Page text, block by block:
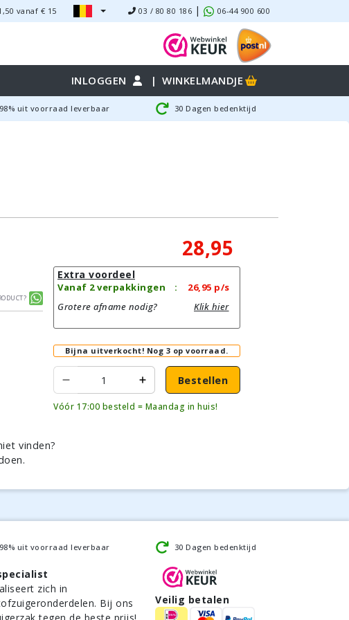
vanaf € 15 03 / 80 80 186 | 06-44 900 600
INLOGGEN | WINKELMANDJE
98% uit voorraad leverbaar 30 Dagen bedenktijd
28,95
Extra voordeel
Vanaf 2 verpakkingen : 26,95 p/s
Grotere afname nodig?
Klik hier
Bijna uitverkocht! Nog 3 op voorraad.
Bestellen
Vóór 17:00 besteld = Maandag in huis!
vinden?
98% uit voorraad leverbaar 30 Dagen bedenktijd
zich in
Bij ons
Veilig betalen